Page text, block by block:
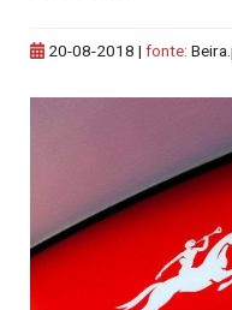
20-08-2018 | fonte: